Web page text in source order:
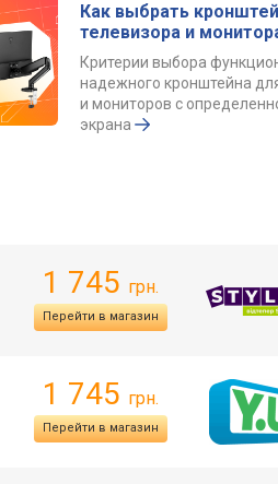
Как выбрать
телевизора и
Критерии выбора
надежного кронштейна
и мониторов с
экрана
1 745 грн.
Перейти в магазин
1 745 грн.
Перейти в магазин